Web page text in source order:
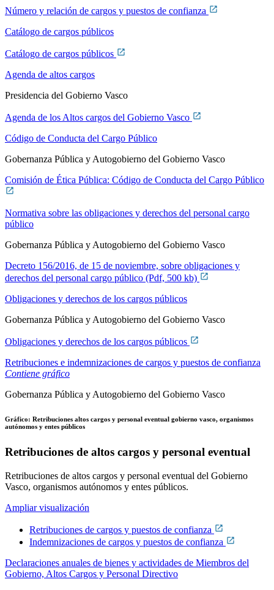
Número y relación de cargos y puestos de confianza
Catálogo de cargos públicos
Catálogo de cargos públicos
Agenda de altos cargos
Presidencia del Gobierno Vasco
Agenda de los Altos cargos del Gobierno Vasco
Código de Conducta del Cargo Público
Gobernanza Pública y Autogobierno del Gobierno Vasco
Comisión de Ética Pública: Código de Conducta del Cargo Público
Normativa sobre las obligaciones y derechos del personal cargo
público
Gobernanza Pública y Autogobierno del Gobierno Vasco
Decreto 156/2016, de 15 de noviembre, sobre obligaciones y
derechos del personal cargo público (Pdf, 500 kb)
Obligaciones y derechos de los cargos públicos
Gobernanza Pública y Autogobierno del Gobierno Vasco
Obligaciones y derechos de los cargos públicos
Retribuciones e indemnizaciones de cargos y puestos de confianza
Contiene gráfico
Gobernanza Pública y Autogobierno del Gobierno Vasco
Gráfico: Retribuciones altos cargos y personal eventual gobierno vasco, organismos
autónomos y entes públicos
Retribuciones de altos cargos y personal eventual
Retribuciones de altos cargos y personal eventual del Gobierno
Vasco, organismos autónomos y entes públicos.
Ampliar visualización
Retribuciones de cargos y puestos de confianza
Indemnizaciones de cargos y puestos de confianza
Declaraciones anuales de bienes y actividades de Miembros del
Gobierno, Altos Cargos y Personal Directivo